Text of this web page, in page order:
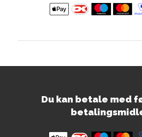
Du kan betale med